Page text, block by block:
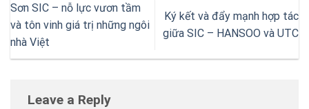
Sơn SIC – nỗ lực vươn tầm
và tôn vinh giá trị những ngôi
nhà Việt
Ký kết và đẩy mạnh hợp tác
giữa SIC – HANSOO và UTC
Leave a Reply